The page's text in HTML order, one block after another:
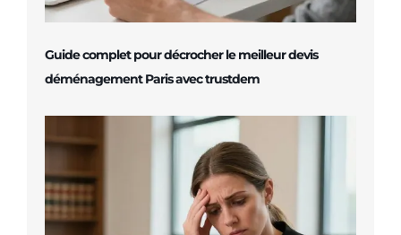
Guide complet pour décrocher le meilleur devis
déménagement Paris avec trustdem